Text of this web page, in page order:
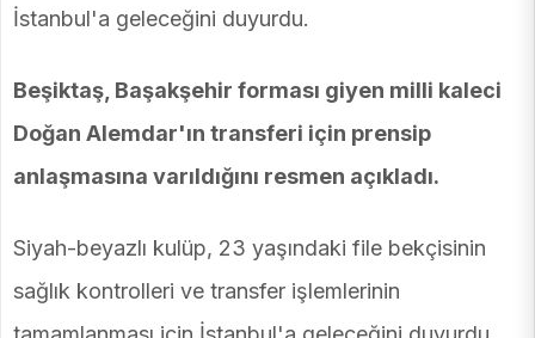
İstanbul'a geleceğini duyurdu.
Beşiktaş, Başakşehir forması giyen milli kaleci
Doğan Alemdar'ın transferi için prensip
anlaşmasına varıldığını resmen açıkladı.
Siyah-beyazlı kulüp, 23 yaşındaki file bekçisinin
sağlık kontrolleri ve transfer işlemlerinin